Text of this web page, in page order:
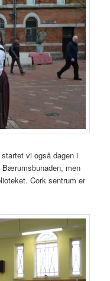
vi også dagen i
Bærumsbunaden, men
Cork sentrum er